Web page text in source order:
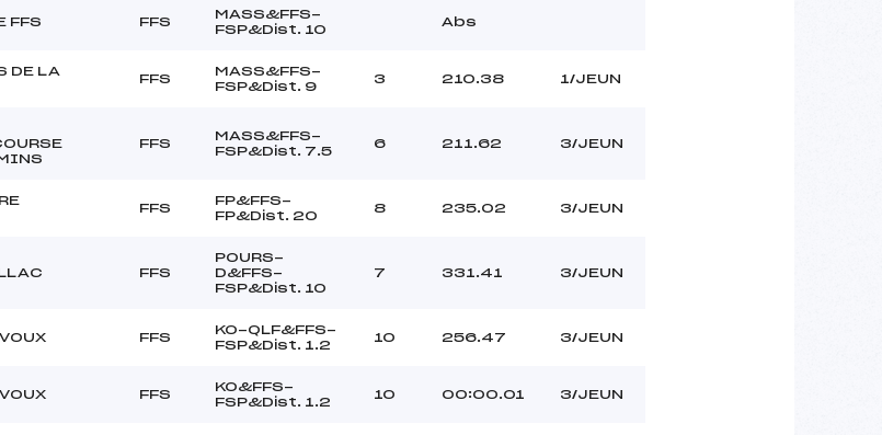
FFS FFS
MASS&FFS-
FSP&Dist. 10
Abs
DE LA
FFS
MASS&FFS-
FSP&Dist. 9
3 210.38 1/JEUN
FFS
MASS&FFS-
FSP&Dist. 7.5
6 211.62 3/JEUN
FFS
FP&FFS-
FP&Dist. 20
8 235.02 3/JEUN
FFS
POURS-
D&FFS-
FSP&Dist. 10
7 331.41 3/JEUN
FFS
KO-QLF&FFS-
FSP&Dist. 1.2
10 256.47 3/JEUN
FFS
KO&FFS-
FSP&Dist. 1.2
10 00:00.01 3/JEUN